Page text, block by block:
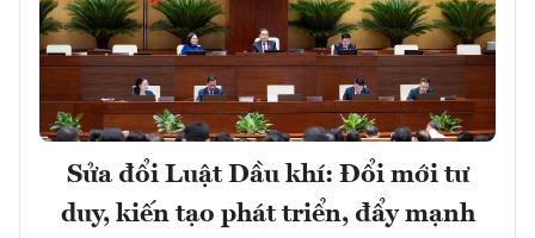
Sửa đổi Luật Dầu khí: Đổi mới tư
duy, kiến tạo phát triển, đẩy mạnh